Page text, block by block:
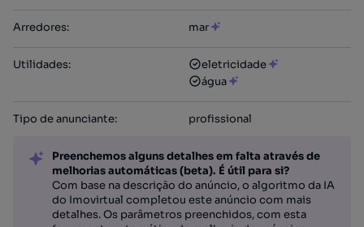
Arredores: mar
Utilidades:
eletricidade
água
Tipo de anunciante: profissional
Preenchemos alguns detalhes em falta através de
melhorias automáticas (beta). É útil para si?
Com base na descrição do anúncio, o algoritmo da IA
do Imovirtual completou este anúncio com mais
detalhes. Os parâmetros preenchidos, com esta